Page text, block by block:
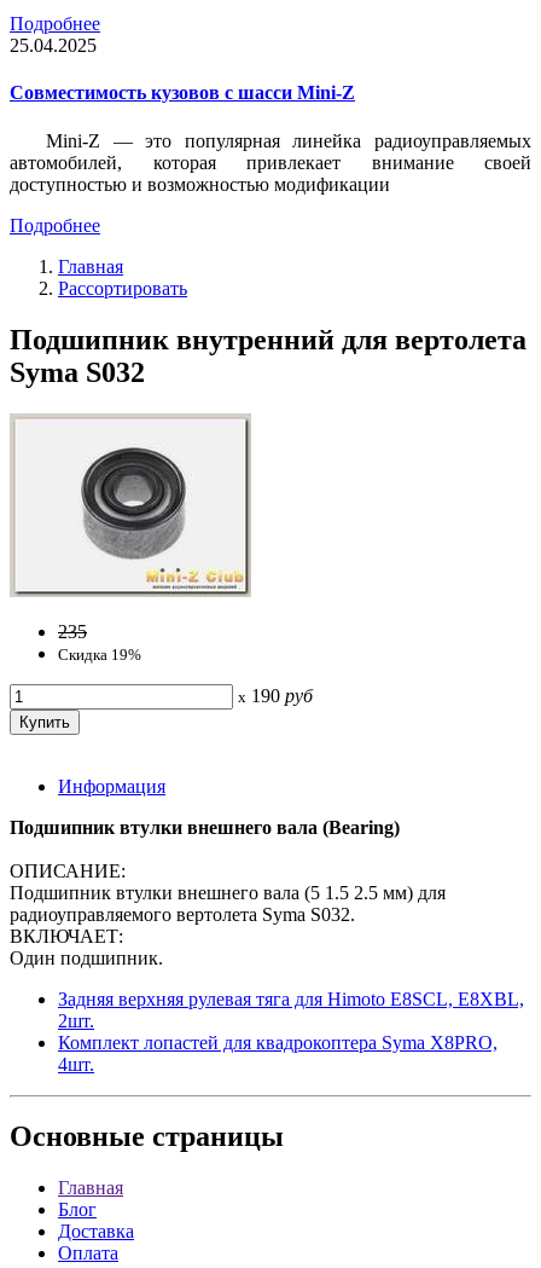
Подробнее
25.04.2025
Совместимость кузовов с шасси Mini-Z
Mini-Z — это популярная линейка радиоуправляемых
автомобилей, которая привлекает внимание своей
доступностью и возможностью модификации
Подробнее
Главная
Рассортировать
Подшипник внутренний для вертолета
Syma S032
235
Скидка 19%
x 190 руб
Информация
Подшипник втулки внешнего вала (Bearing)
ОПИСАНИЕ:
Подшипник втулки внешнего вала (5 1.5 2.5 мм) для
радиоуправляемого вертолета Syma S032.
ВКЛЮЧАЕТ:
Один подшипник.
Задняя верхняя рулевая тяга для Himoto E8SCL, E8XBL,
2шт.
Комплект лопастей для квадрокоптера Syma X8PRO,
4шт.
Основные страницы
Главная
Блог
Доставка
Оплата